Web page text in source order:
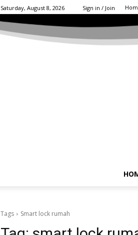
Saturday, August 8, 2026 Sign in / Join
Tags Smart lock rumah